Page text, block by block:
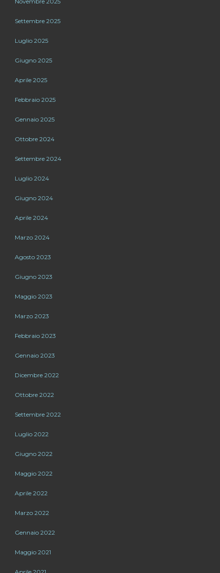
Settembre 2025
Luglio 2025
Giugno 2025
Aprile 2025
Febbraio 2025
Gennaio 2025
Ottobre 2024
Settembre 2024
Luglio 2024
Giugno 2024
Aprile 2024
Marzo 2024
Agosto 2023
Giugno 2023
Maggio 2023
Marzo 2023
Febbraio 2023
Gennaio 2023
Dicembre 2022
Ottobre 2022
Settembre 2022
Luglio 2022
Giugno 2022
Maggio 2022
Aprile 2022
Marzo 2022
Gennaio 2022
Maggio 2021